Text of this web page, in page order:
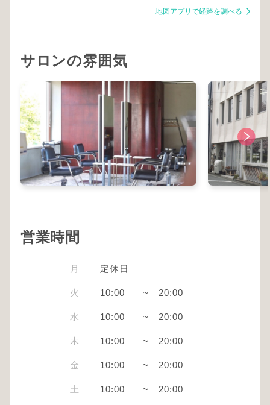
地図アプリで経路を調べる
サロンの雰囲気
営業時間
月 定休日
火 10:00 ~ 20:00
水 10:00 ~ 20:00
木 10:00 ~ 20:00
金 10:00 ~ 20:00
土 10:00 ~ 20:00